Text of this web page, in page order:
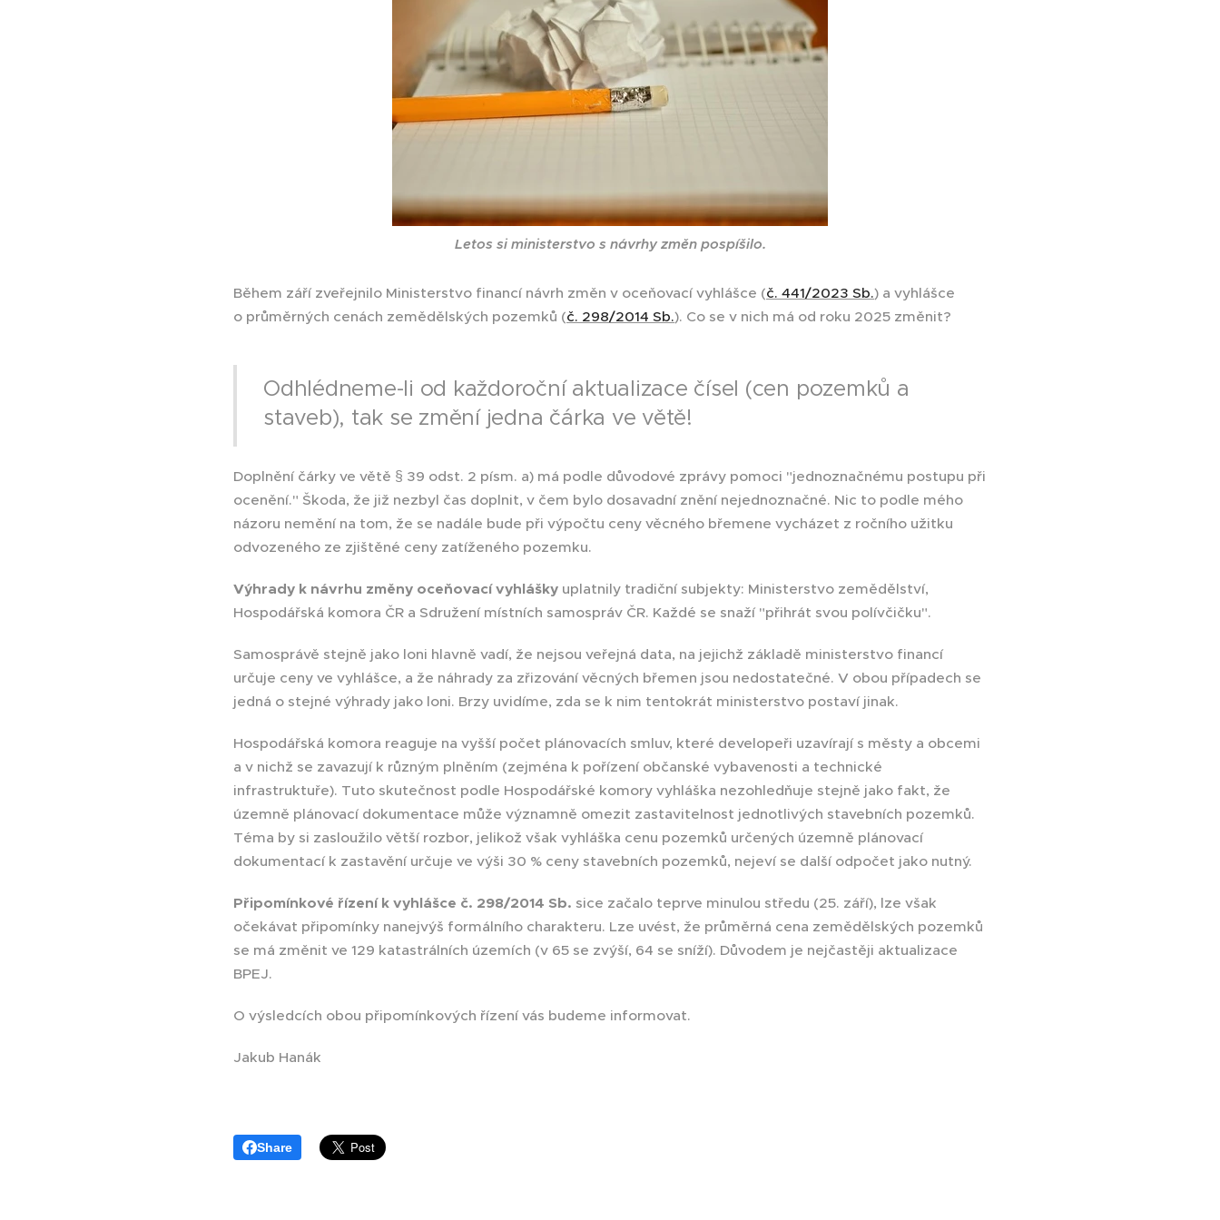
Letos si ministerstvo s návrhy změn pospíšilo.
Během září zveřejnilo Ministerstvo financí návrh změn v oceňovací vyhlášce (č. 441/2023 Sb.) a vyhlášce
o průměrných cenách zemědělských pozemků (č. 298/2014 Sb.). Co se v nich má od roku 2025 změnit?
Odhlédneme-li od každoroční aktualizace čísel (cen pozemků a
staveb), tak se změní jedna čárka ve větě!
Doplnění čárky ve větě § 39 odst. 2 písm. a) má podle důvodové zprávy pomoci "jednoznačnému postupu při
ocenění." Škoda, že již nezbyl čas doplnit, v čem bylo dosavadní znění nejednoznačné. Nic to podle mého
názoru nemění na tom, že se nadále bude při výpočtu ceny věcného břemene vycházet z ročního užitku
odvozeného ze zjištěné ceny zatíženého pozemku.
Výhrady k návrhu změny oceňovací vyhlášky uplatnily tradiční subjekty: Ministerstvo zemědělství,
Hospodářská komora ČR a Sdružení místních samospráv ČR. Každé se snaží "přihrát svou polívčičku".
Samosprávě stejně jako loni hlavně vadí, že nejsou veřejná data, na jejichž základě ministerstvo financí
určuje ceny ve vyhlášce, a že náhrady za zřizování věcných břemen jsou nedostatečné. V obou případech se
jedná o stejné výhrady jako loni. Brzy uvidíme, zda se k nim tentokrát ministerstvo postaví jinak.
Hospodářská komora reaguje na vyšší počet plánovacích smluv, které developeři uzavírají s městy a obcemi
a v nichž se zavazují k různým plněním (zejména k pořízení občanské vybavenosti a technické
infrastruktuře). Tuto skutečnost podle Hospodářské komory vyhláška nezohledňuje stejně jako fakt, že
územně plánovací dokumentace může významně omezit zastavitelnost jednotlivých stavebních pozemků.
Téma by si zasloužilo větší rozbor, jelikož však vyhláška cenu pozemků určených územně plánovací
dokumentací k zastavění určuje ve výši 30 % ceny stavebních pozemků, nejeví se další odpočet jako nutný.
Připomínkové řízení k vyhlášce č. 298/2014 Sb. sice začalo teprve minulou středu (25. září), lze však
očekávat připomínky nanejvýš formálního charakteru. Lze uvést, že průměrná cena zemědělských pozemků
se má změnit ve 129 katastrálních územích (v 65 se zvýší, 64 se sníží). Důvodem je nejčastěji aktualizace
BPEJ.
O výsledcích obou připomínkových řízení vás budeme informovat.
Jakub Hanák
Share